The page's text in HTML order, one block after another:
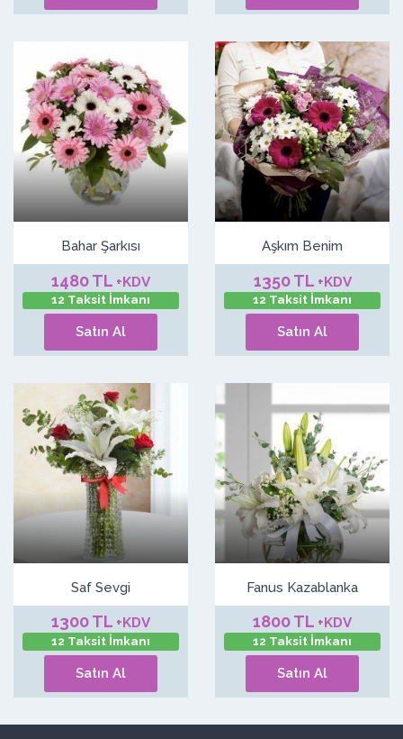
Bahar Şarkısı
1480 TL +KDV
12 Taksit İmkanı
Satın Al
Aşkım Benim
1350 TL +KDV
12 Taksit İmkanı
Satın Al
Saf Sevgi
1300 TL +KDV
12 Taksit İmkanı
Satın Al
Fanus Kazablanka
1800 TL +KDV
12 Taksit İmkanı
Satın Al